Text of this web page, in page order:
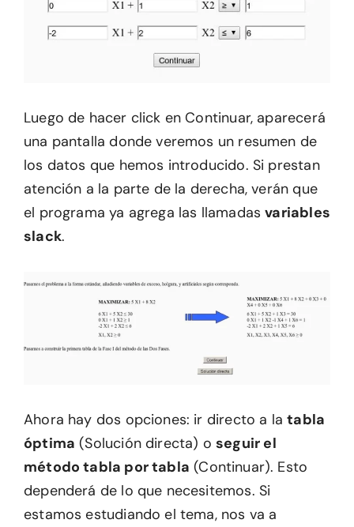
Luego de hacer click en Continuar, aparecerá
una pantalla donde veremos un resumen de
los datos que hemos introducido. Si prestan
atención a la parte de la derecha, verán que
el programa ya agrega las llamadasvariables
slack.
Ahora hay dos opciones: ir directo a latabla
óptima (Solución directa) oseguir el
método tabla por tabla (Continuar). Esto
dependerá de lo que necesitemos. Si
estamos estudiando el tema, nos va a